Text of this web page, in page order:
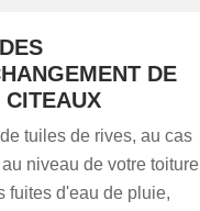
DE
tuiles de rives, au cas
niveau de votre toiture
fuites d'eau de pluie,